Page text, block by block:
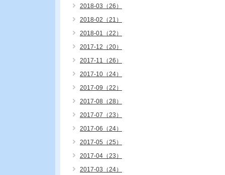
2018-03（26）
2018-02（21）
2018-01（22）
2017-12（20）
2017-11（26）
2017-10（24）
2017-09（22）
2017-08（28）
2017-07（23）
2017-06（24）
2017-05（25）
2017-04（23）
2017-03（24）